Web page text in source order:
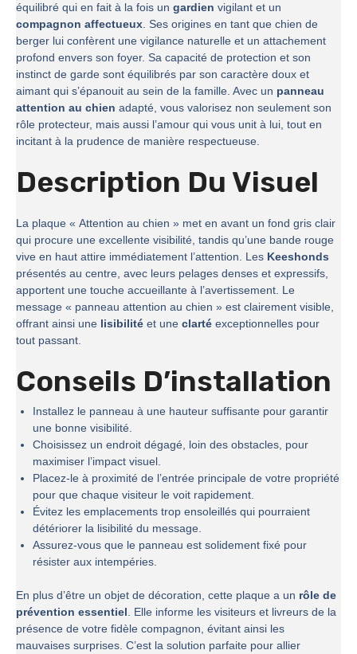
équilibré qui en fait à la fois un gardien vigilant et un
compagnon affectueux. Ses origines en tant que chien de
berger lui confèrent une vigilance naturelle et un attachement
profond envers son foyer. Sa capacité de protection et son
instinct de garde sont équilibrés par son caractère doux et
aimant qui s’épanouit au sein de la famille. Avec un panneau
attention au chien adapté, vous valorisez non seulement son
rôle protecteur, mais aussi l’amour qui vous unit à lui, tout en
incitant à la prudence de manière respectueuse.
Description Du Visuel
La plaque « Attention au chien » met en avant un fond gris clair
qui procure une excellente visibilité, tandis qu’une bande rouge
vive en haut attire immédiatement l’attention. Les Keeshonds
présentés au centre, avec leurs pelages denses et expressifs,
apportent une touche accueillante à l’avertissement. Le
message « panneau attention au chien » est clairement visible,
offrant ainsi une lisibilité et une clarté exceptionnelles pour
tout passant.
Conseils D’installation
Installez le panneau à une hauteur suffisante pour garantir
une bonne visibilité.
Choisissez un endroit dégagé, loin des obstacles, pour
maximiser l’impact visuel.
Placez-le à proximité de l’entrée principale de votre propriété
pour que chaque visiteur le voit rapidement.
Évitez les emplacements trop ensoleillés qui pourraient
détériorer la lisibilité du message.
Assurez-vous que le panneau est solidement fixé pour
résister aux intempéries.
En plus d’être un objet de décoration, cette plaque a un rôle de
prévention essentiel. Elle informe les visiteurs et livreurs de la
présence de votre fidèle compagnon, évitant ainsi les
mauvaises surprises. C’est la solution parfaite pour allier